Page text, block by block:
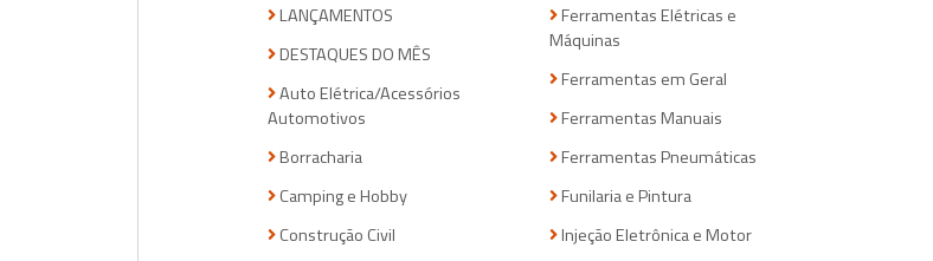
LANÇAMENTOS
DESTAQUES DO MÊS
Auto Elétrica/Acessórios
Automotivos
Borracharia
Camping e Hobby
Construção Civil
Ferramentas Elétricas e
Máquinas
Ferramentas em Geral
Ferramentas Manuais
Ferramentas Pneumáticas
Funilaria e Pintura
Injeção Eletrônica e Motor